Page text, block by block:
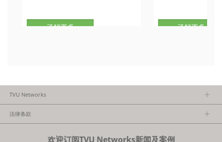
了解更多 了解更多
TVU Networks
法律条款
欢迎订阅TVU Networks新闻及案例